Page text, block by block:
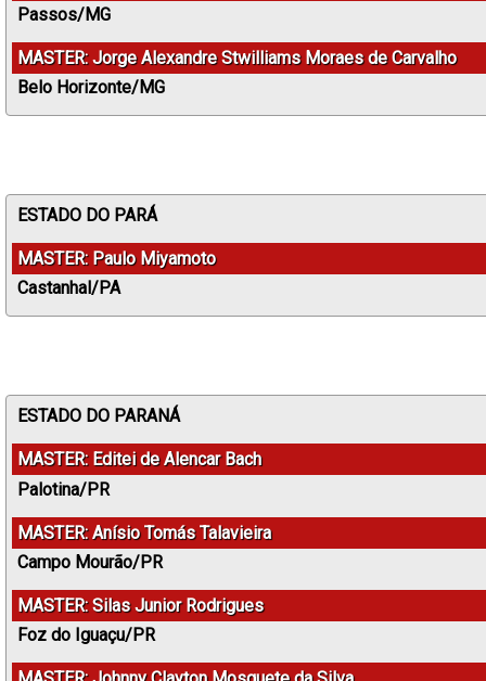
Passos/MG
MASTER: Jorge Alexandre Stwilliams Moraes de Carvalho
Belo Horizonte/MG
ESTADO DO PARÁ
MASTER: Paulo Miyamoto
Castanhal/PA
ESTADO DO PARANÁ
MASTER: Editei de Alencar Bach
Palotina/PR
MASTER: Anísio Tomás Talavieira
Campo Mourão/PR
MASTER: Silas Junior Rodrigues
Foz do Iguaçu/PR